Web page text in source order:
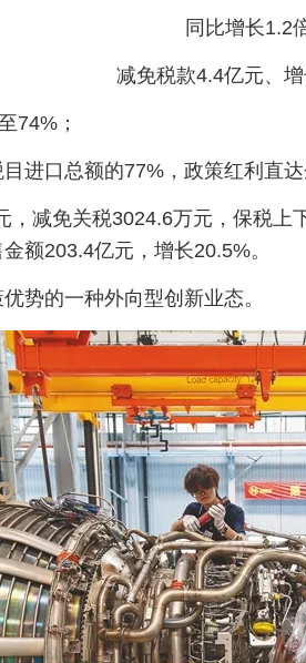
同比增长1.2
减免税款4.4亿元、
74%；
进口总额的77%，政策红利直达
减免关税3024.6万元，保税
额203.4亿元，增长20.5%。
势的一种外向型创新业态。